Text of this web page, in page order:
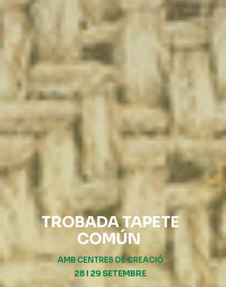
TROBADA TAPETE
COMÚN
AMB CENTRES DE CREACIÓ
28 I 29 SETEMBRE